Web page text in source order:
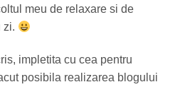
meu de relaxare si de
zi.
impletita cu cea pentru
posibila realizarea blogului